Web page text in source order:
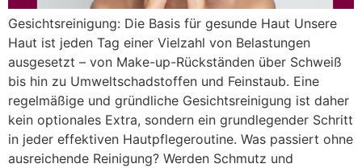
Gesichtsreinigung: Die Basis für gesunde Haut Unsere
Haut ist jeden Tag einer Vielzahl von Belastungen
ausgesetzt – von Make-up-Rückständen über Schweiß
bis hin zu Umweltschadstoffen und Feinstaub. Eine
regelmäßige und gründliche Gesichtsreinigung ist daher
kein optionales Extra, sondern ein grundlegender Schritt
in jeder effektiven Hautpflegeroutine. Was passiert ohne
ausreichende Reinigung? Werden Schmutz und